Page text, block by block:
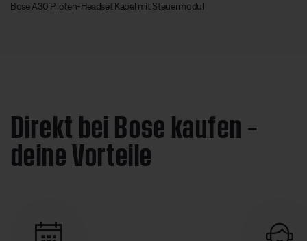
Bose A30 Piloten-Headset Kabel mit Steuermodul
Direkt bei Bose kaufen –
deine Vorteile